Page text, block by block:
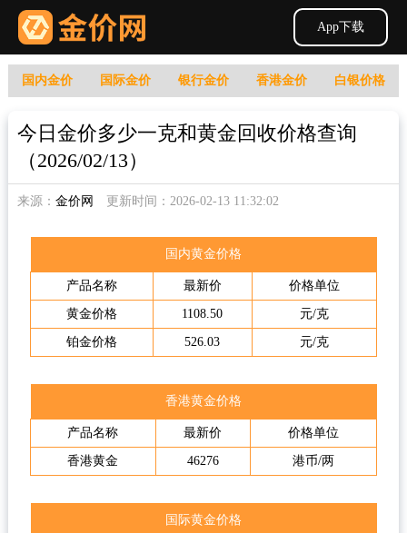
App下载
国内金价 国际金价 银行金价 香港金价 白银价格
今日金价多少一克和黄金回收价格查询
（2026/02/13）
来源： 金价网 更新时间：2026-02-13 11:32:02
国内黄金价格
产品名称 最新价 价格单位
黄金价格 1108.50 元/克
铂金价格 526.03 元/克
香港黄金价格
产品名称 最新价 价格单位
香港黄金 46276 港币/两
国际黄金价格